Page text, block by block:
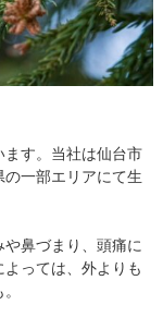
す。当社は仙台市
一部エリアにて生
鼻づまり、頭痛に
っては、外よりも